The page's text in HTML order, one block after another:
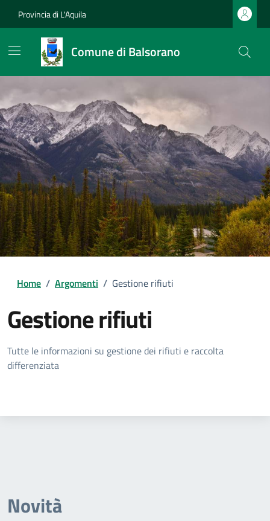
Provincia di L'Aquila
Comune di Balsorano
Home / Argomenti / Gestione rifiuti
Gestione rifiuti
Dettagli della notizia
Tutte le informazioni su gestione dei rifiuti e raccolta
differenziata
Novità